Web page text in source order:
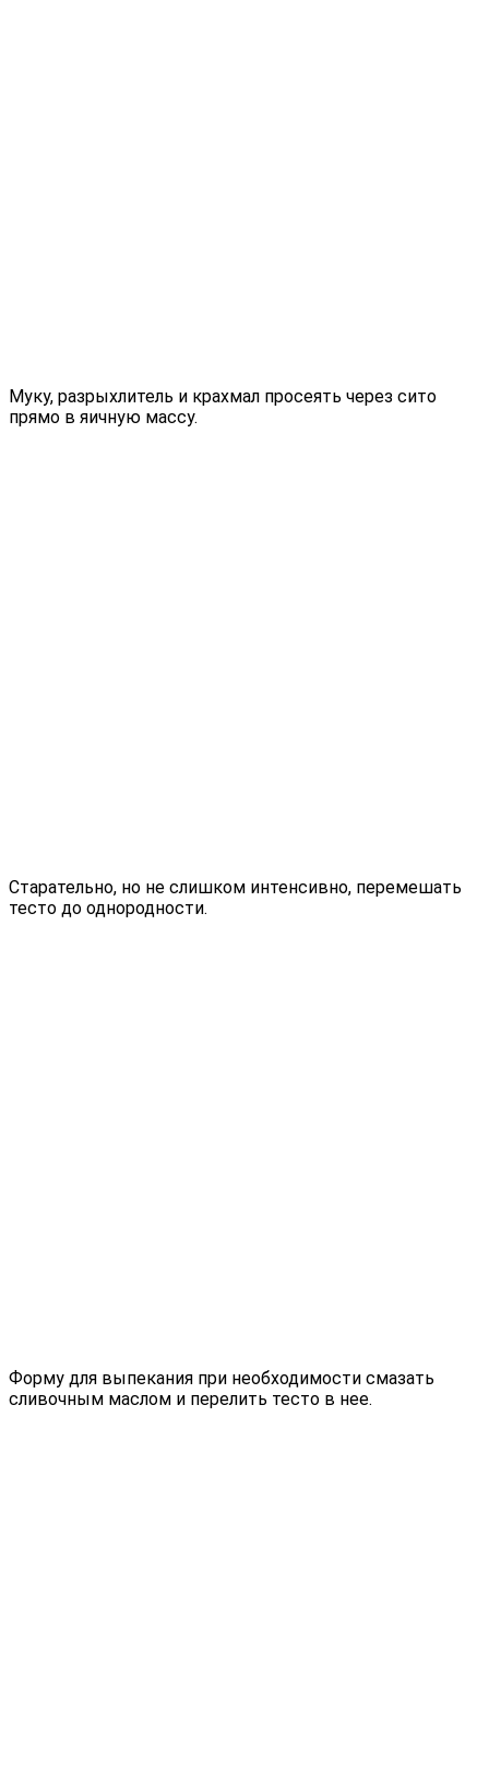
Муку, разрыхлитель и крахмал просеять через сито
прямо в яичную массу.
Старательно, но не слишком интенсивно, перемешать
тесто до однородности.
Форму для выпекания при необходимости смазать
сливочным маслом и перелить тесто в нее.